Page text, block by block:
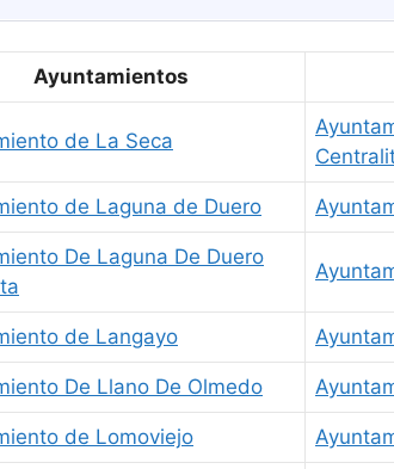
Ayuntamientos
de La Seca
de Laguna de Duero
De Laguna De Duero
de Langayo
De Llano De Olmedo
de Lomoviejo